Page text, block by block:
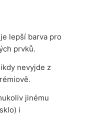
lepší barva pro
prvků.
nevyjde z
jinému
i